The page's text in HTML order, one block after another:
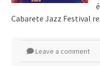
Cabarete Jazz Festival
Leave a comment